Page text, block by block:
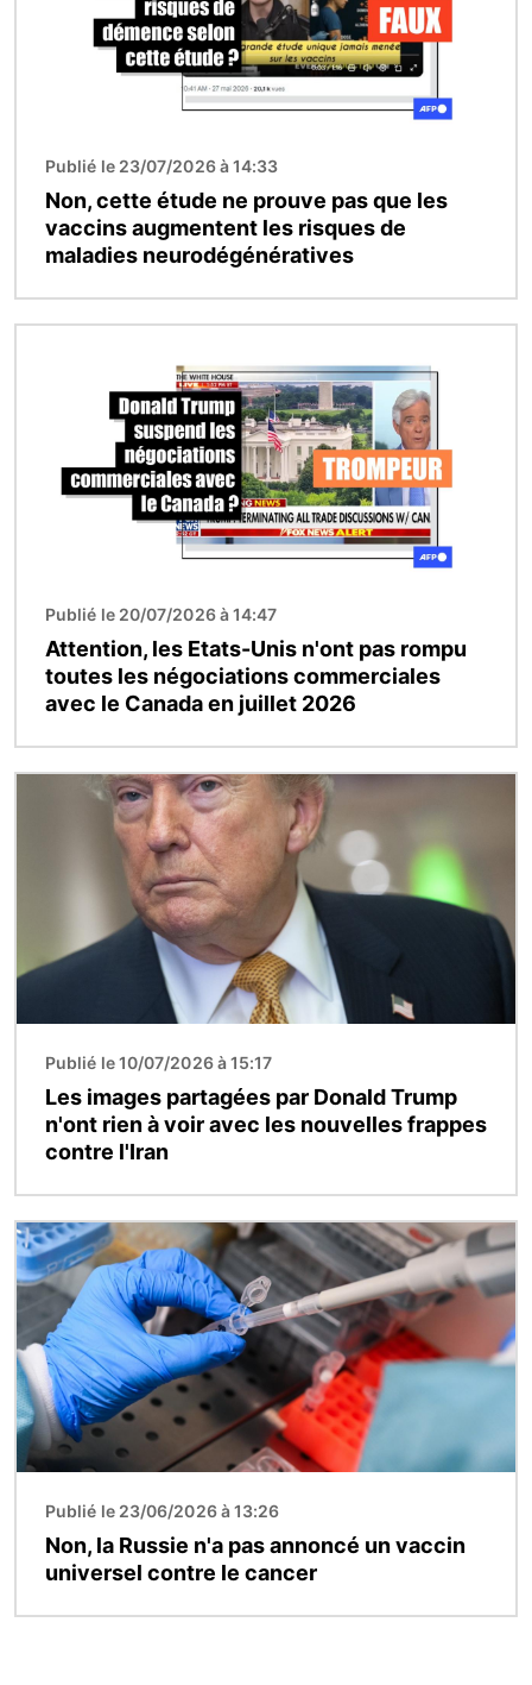
Publié le 23/07/2026 à 14:33
Non, cette étude ne prouve pas que les
vaccins augmentent les risques de
maladies neurodégénératives
Publié le 20/07/2026 à 14:47
Attention, les Etats-Unis n'ont pas rompu
toutes les négociations commerciales
avec le Canada en juillet 2026
Publié le 10/07/2026 à 15:17
Les images partagées par Donald Trump
n'ont rien à voir avec les nouvelles frappes
contre l'Iran
Image
Publié le 23/06/2026 à 13:26
Non, la Russie n'a pas annoncé un vaccin
universel contre le cancer